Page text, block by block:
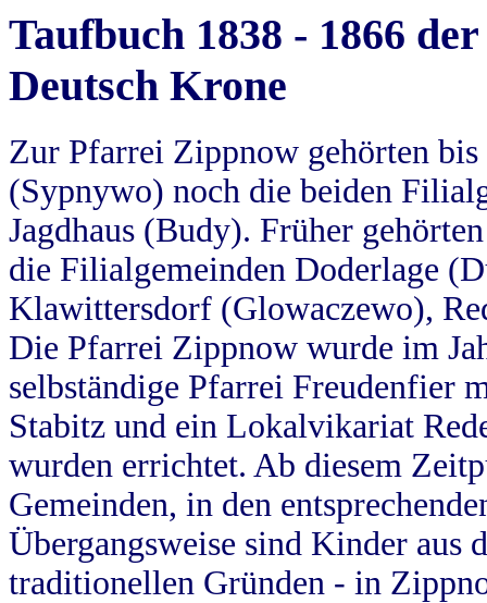
Taufbuch 1838 - 1866
Deutsch Krone
Zur Pfarrei Zippnow gehörten
(Sypnywo) noch die beiden
Jagdhaus (Budy). Früher
die Filialgemeinden Doderlage
Klawittersdorf (Glowaczewo),
Die Pfarrei Zippnow wurde im
selbständige Pfarrei Freudenfier
Stabitz und ein Lokalvikariat
wurden errichtet. Ab diesem
Gemeinden, in den
Übergangsweise sind Kinder aus
traditionellen Gründen - in